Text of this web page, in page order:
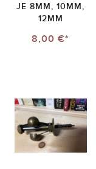
E 8MM, 10MM, 1
2MM
8,00 €*